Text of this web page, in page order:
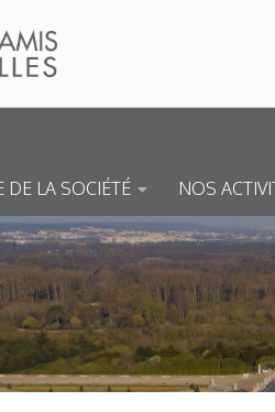
DE LA SOCIÉTÉ NOS